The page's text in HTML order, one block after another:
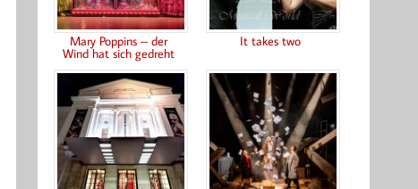
Mary Poppins – der
Wind hat sich gedreht
It takes two